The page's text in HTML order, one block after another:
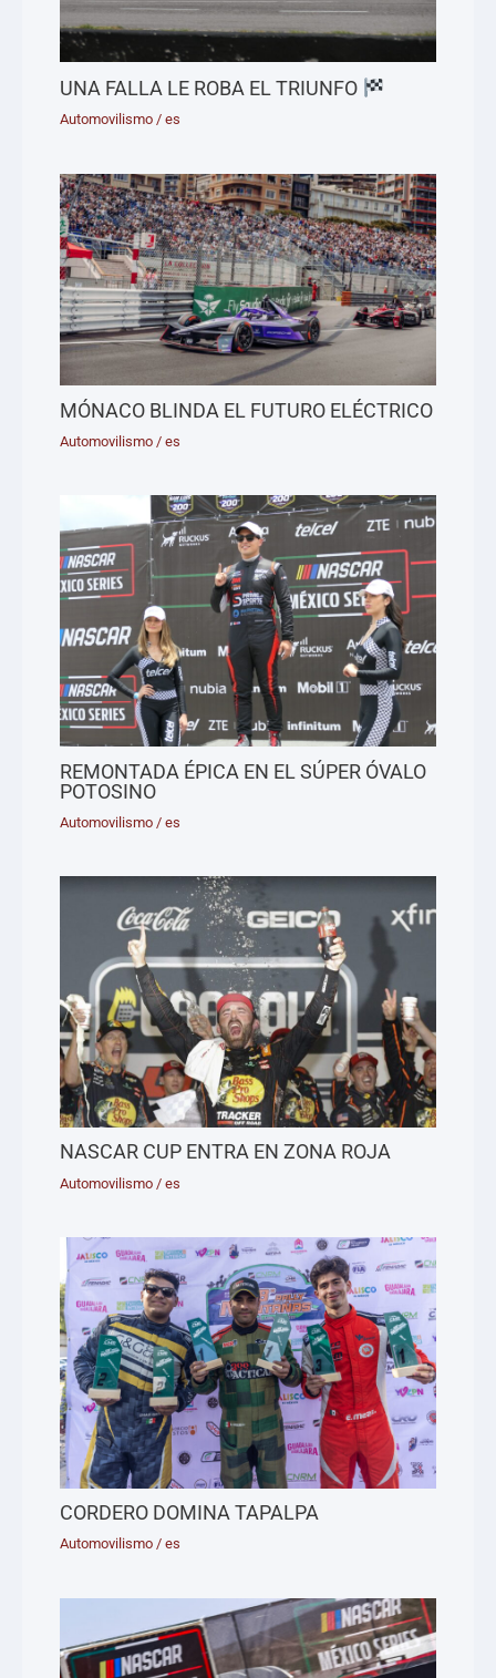
UNA FALLA LE ROBA EL TRIUNFO
Automovilismo /es
MÓNACO BLINDA EL FUTURO ELÉCTRICO
Automovilismo /es
REMONTADA ÉPICA EN EL SÚPER ÓVALO
POTOSINO
Automovilismo /es
NASCAR CUP ENTRA EN ZONA ROJA
Automovilismo /es
CORDERO DOMINA TAPALPA
Automovilismo /es